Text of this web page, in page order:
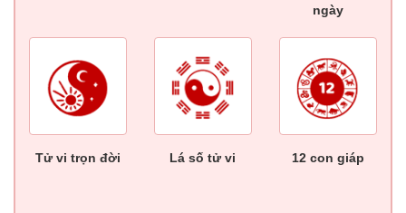
ngày
Tử vi trọn đời Lá số tử vi 12 con giáp